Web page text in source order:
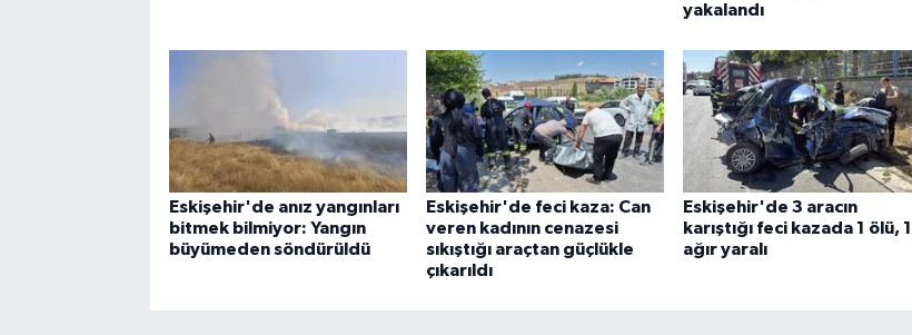
yakalandı
Eskişehir'de anız yangınları
bitmek bilmiyor: Yangın
büyümeden söndürüldü
Eskişehir'de feci kaza: Can
veren kadının cenazesi
sıkıştığı araçtan güçlükle
çıkarıldı
Eskişehir'de 3 aracın
karıştığı feci kazada 1 ölü, 1
ağır yaralı